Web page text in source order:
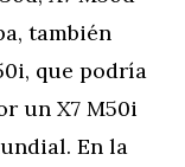
también
que podría
un X7 M50i
En la